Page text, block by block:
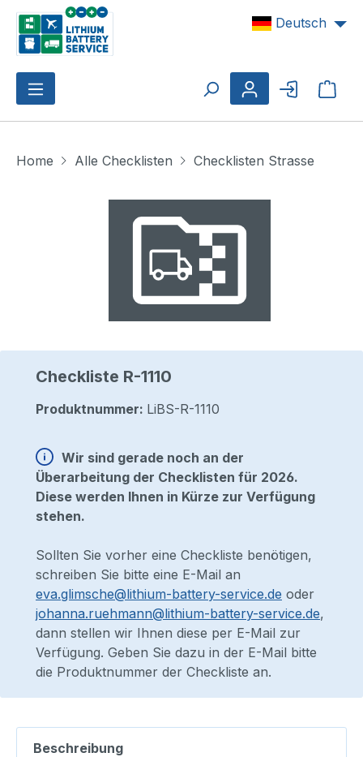
Zum Hauptinhalt springen Deutsch
Home Alle Checklisten
Checklisten Strasse
Checkliste R-1110
Produktnummer: LiBS-R-1110
Wir sind gerade noch an der
Überarbeitung der Checklisten für 2026.
Diese werden Ihnen in Kürze zur Verfügung
stehen.
Sollten Sie vorher eine Checkliste benötigen,
schreiben Sie bitte eine E-Mail an
eva.glimsche@lithium-battery-service.de oder
johanna.ruehmann@lithium-battery-service.de,
dann stellen wir Ihnen diese per E-Mail zur
Verfügung. Geben Sie dazu in der E-Mail bitte
die Produktnummer der Checkliste an.
Beschreibung